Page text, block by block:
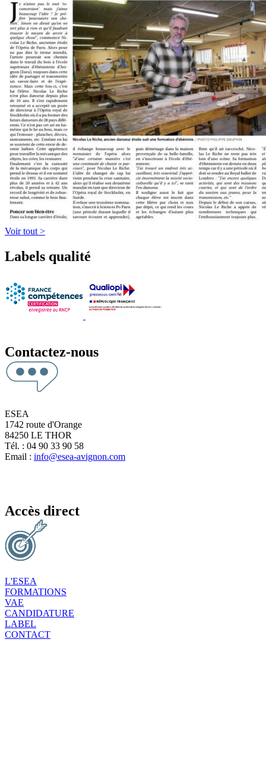
Voir tout >
Labels qualité
Contactez-nous
ESEA
1742 route d'Orange
84250 LE THOR
Tél. : 04 90 33 90 58
Email : info@esea-avignon.com
Accès direct
L'ESEA
FORMATIONS
VAE
CANDIDATURE
LABEL
CONTACT